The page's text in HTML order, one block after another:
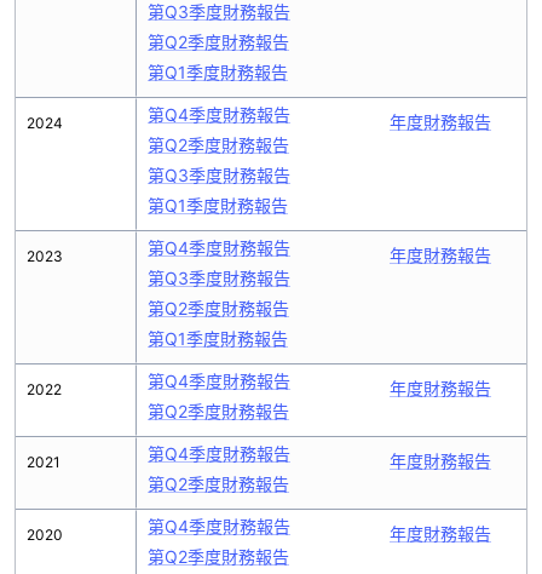
2024
2023
2022
2021
2020
第Q3季度財務報告
第Q2季度財務報告
第Q1季度財務報告
第Q4季度財務報告
第Q2季度財務報告
第Q3季度財務報告
第Q1季度財務報告
年度財務報告
第Q4季度財務報告
第Q3季度財務報告
第Q2季度財務報告
第Q1季度財務報告
年度財務報告
第Q4季度財務報告
第Q2季度財務報告
年度財務報告
第Q4季度財務報告
第Q2季度財務報告
年度財務報告
第Q4季度財務報告
第Q2季度財務報告
年度財務報告